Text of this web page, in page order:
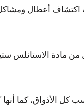
اكتشاف أعطال
من مادة الاستانلس
كل الأذواق، كما